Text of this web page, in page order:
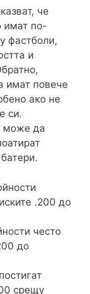
че
имат по-
фастболи,
и
имат повече
ако не
си.
може да
.200 до
често
до
срещу